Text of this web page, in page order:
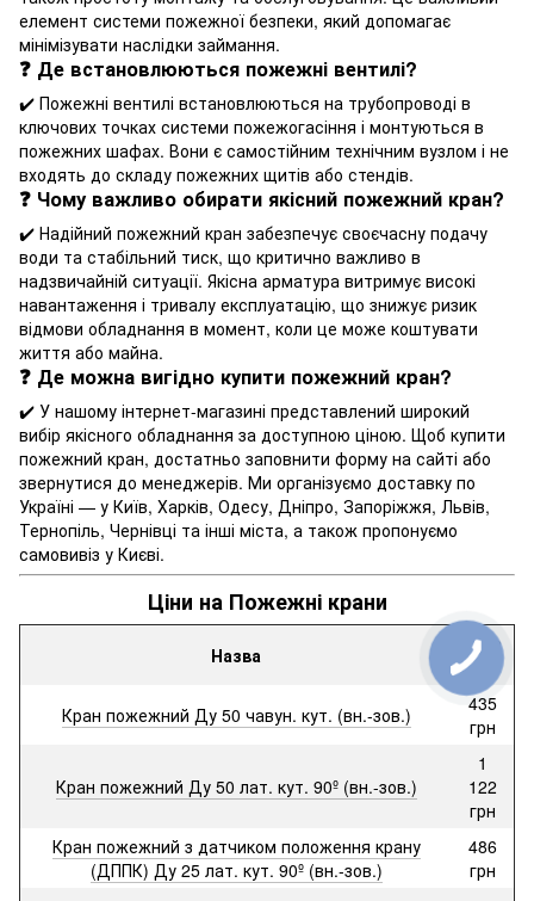
елемент системи пожежної безпеки, який допомагає
мінімізувати наслідки займання.
❓ Де встановлюються пожежні вентилі?
✔️ Пожежні вентилі встановлюються на трубопроводі в
ключових точках системи пожежогасіння і монтуються в
пожежних шафах. Вони є самостійним технічним вузлом і не
входять до складу пожежних щитів або стендів.
❓ Чому важливо обирати якісний пожежний кран?
✔️ Надійний пожежний кран забезпечує своєчасну подачу
води та стабільний тиск, що критично важливо в
надзвичайній ситуації. Якісна арматура витримує високі
навантаження і тривалу експлуатацію, що знижує ризик
відмови обладнання в момент, коли це може коштувати
життя або майна.
❓ Де можна вигідно купити пожежний кран?
✔️ У нашому інтернет-магазині представлений широкий
вибір якісного обладнання за доступною ціною. Щоб купити
пожежний кран, достатньо заповнити форму на сайті або
звернутися до менеджерів. Ми організуємо доставку по
Україні — у Київ, Харків, Одесу, Дніпро, Запоріжжя, Львів,
Тернопіль, Чернівці та інші міста, а також пропонуємо
самовивіз у Києві.
Ціни на Пожежні крани
Назва
Ціна
від
Кран пожежний Ду 50 чавун. кут. (вн.-зов.)
435
грн
Кран пожежний Ду 50 лат. кут. 90º (вн.-зов.)
1
122
грн
Кран пожежний з датчиком положення крану
(ДППК) Ду 25 лат. кут. 90º (вн.-зов.)
486
грн